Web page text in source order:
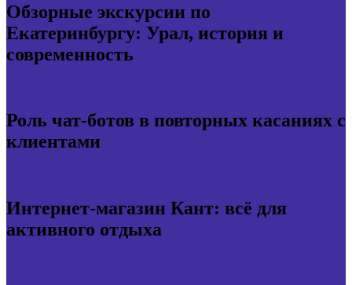
Обзорные экскурсии по
Екатеринбургу: Урал, история и
современность
Роль чат-ботов в повторных касаниях с
клиентами
Интернет-магазин Кант: всё для
активного отдыха